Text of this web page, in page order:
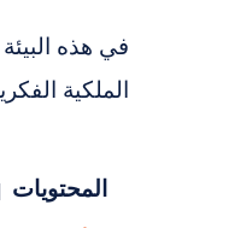
في هذه
الملكية
المحتويات